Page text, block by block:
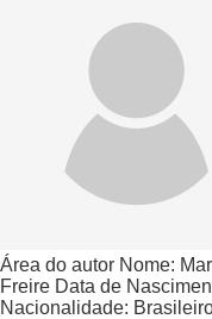
Área do autor Nome:
Freire Data de
Nacionalidade: